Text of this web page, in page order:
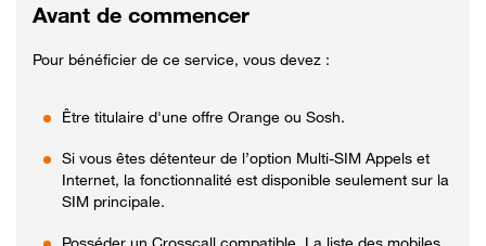
Avant de commencer
Pour bénéficier de ce service, vous devez :
Être titulaire d'une offre Orange ou Sosh.
Si vous êtes détenteur de l’option Multi-SIM Appels et
Internet, la fonctionnalité est disponible seulement sur la
SIM principale.
Posséder un Crosscall compatible. La liste des mobiles